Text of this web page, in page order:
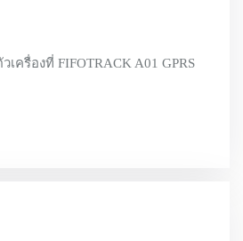
เครื่องที่ FIFOTRACK A01 GPRS